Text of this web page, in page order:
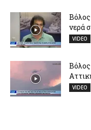
νερά
VIDEO
VIDEO